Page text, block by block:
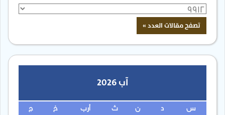
آب 2026
س ن ث أرب خ ج